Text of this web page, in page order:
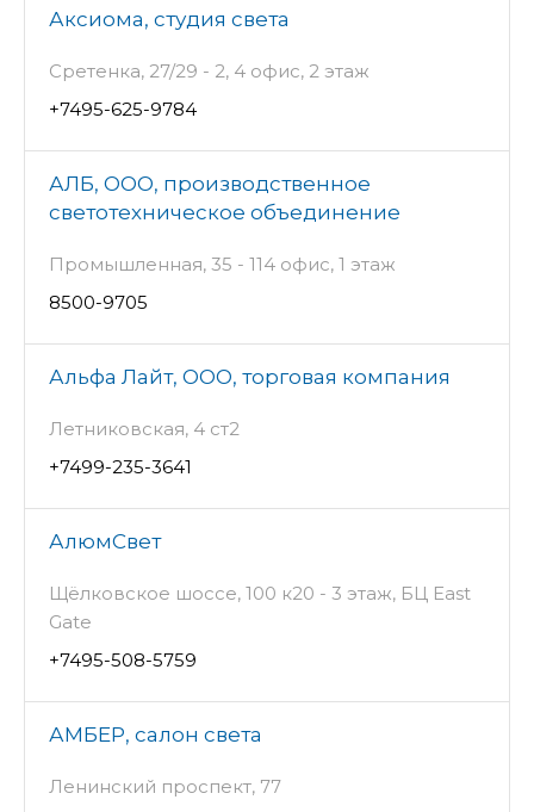
Аксиома, студия света
Сретенка, 27/29 - 2, 4 офис, 2 этаж
+7495-625-9784
АЛБ, ООО, производственное
светотехническое объединение
Промышленная, 35 - 114 офис, 1 этаж
8500-9705
Альфа Лайт, ООО, торговая компания
Летниковская, 4 ст2
+7499-235-3641
АлюмСвет
Щёлковское шоссе, 100 к20 - 3 этаж, БЦ East
Gate
+7495-508-5759
АМБЕР, салон света
Ленинский проспект, 77